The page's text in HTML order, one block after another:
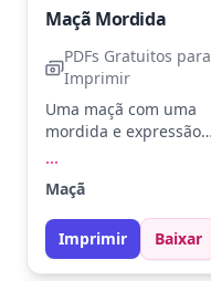
Maçã Mordida
PDFs Gratuitos para
Imprimir
Uma maçã com uma
mordida e expressão
Experimente tons de
vermelho, verde e
amarelo para a maçã.
Use lápis de cor para
...
Maçã
Imprimir Baixar